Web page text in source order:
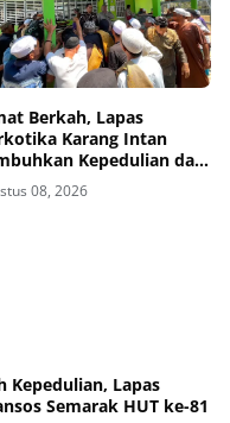
Berkah, Lapas
Karang Intan
Kepedulian dan
08, 2026
Kepedulian, Lapas
Semarak HUT ke-81